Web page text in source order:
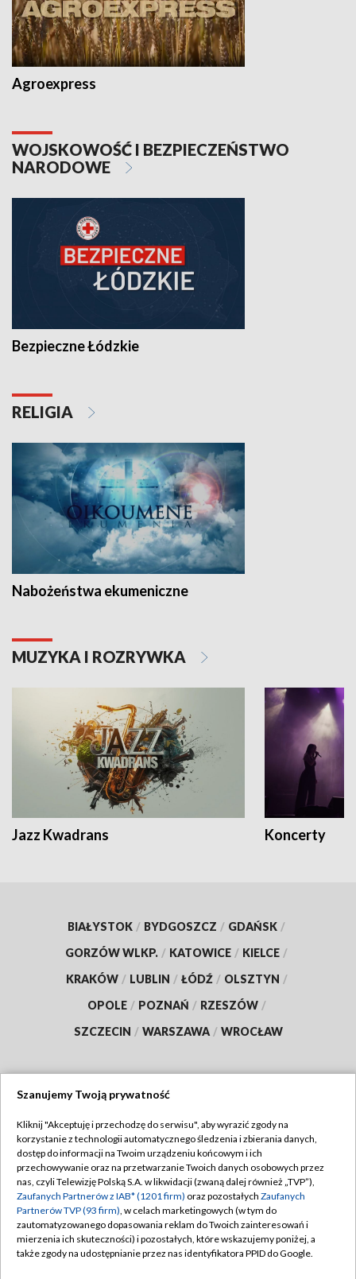
Agroexpress
WOJSKOWOŚĆ I BEZPIECZEŃSTWO
NARODOWE
Bezpieczne Łódzkie
RELIGIA
Nabożeństwa ekumeniczne
MUZYKA I ROZRYWKA
Jazz Kwadrans Koncerty
BIAŁYSTOK / BYDGOSZCZ / GDAŃSK /
GORZÓW WLKP. / KATOWICE / KIELCE /
KRAKÓW / LUBLIN / ŁÓDŹ / OLSZTYN /
OPOLE / POZNAŃ / RZESZÓW /
SZCZECIN / WARSZAWA / WROCŁAW
TVP
Abonament TVP
Emisja w TVP
Centrum informacji TVP
Naziemna Telewizja Cyfrowa
Regulamin TVP
Polityka prywatności
Moje zgody
Pomoc
Szanujemy Twoją prywatność
Kliknij "Akceptuję i przechodzę do serwisu", aby wyrazić zgody na
korzystanie z technologii automatycznego śledzenia i zbierania danych,
dostęp do informacji na Twoim urządzeniu końcowym i ich
przechowywanie oraz na przetwarzanie Twoich danych osobowych przez
nas, czyli Telewizję Polską S.A. w likwidacji (zwaną dalej również „TVP”),
Zaufanych Partnerów z IAB* (1201 firm) oraz pozostałych Zaufanych
Partnerów TVP (93 firm), w celach marketingowych (w tym do
zautomatyzowanego dopasowania reklam do Twoich zainteresowań i
mierzenia ich skuteczności) i pozostałych, które wskazujemy poniżej, a
także zgody na udostępnianie przez nas identyfikatora PPID do Google.